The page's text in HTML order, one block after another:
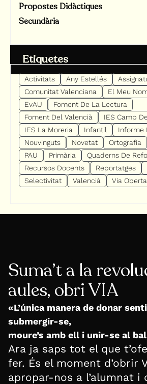
Propostes Didàctiques
Secundària
Etiquetes
Activitats Any Estellés
Comunitat Valenciana
El Meu
EvAU
Foment De La Lectura
Foment Del Valencià
IES Camp
IES La Moreria
Infantil Informe
Nouvinguts
Novetat Ortografia
PAU
Primària
Quaderns De
Recursos Docents
Reportatges
Selectivitat
Valencià Via Oberta
Suma’t a la
aules, obri VIA
«L’única manera de donar
submergir-se,
moure’s amb ell i unir-se al
Ara ja saps tot el que
fer. És el moment d’obrir
apropar-nos a l’alumnat i